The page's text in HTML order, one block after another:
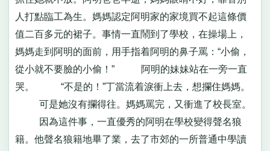
人打點臨工為生。媽媽認定阿明家的家境買不起這條價
值二百多元的裙子。事情一直鬧到了學校，在操場上，
媽媽走到阿明的面前，用手指着阿明的鼻子罵：“小偷，
從小就不要臉的小偷！” 阿明的妹妹站在一旁一直
哭。 “不是的！”丁當流着淚衝上去，想攔住媽媽。
可是她沒有攔得往。媽媽罵完，又衝進了校長室。
因為這件事，一直優秀的阿明在學校變得聲名狼
籍。他聲名狼籍地畢了業，去了市郊的一所普通中學讀